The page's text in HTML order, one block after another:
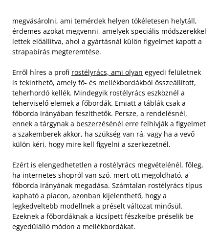
megvásárolni, ami temérdek helyen tökéletesen helytáll,
érdemes azokat megvenni, amelyek speciális módszerekkel
lettek előállítva, ahol a gyártásnál külön figyelmet kapott a
strapabírás megteremtése.
Erről híres a profi rostélyrács, ami olyan egyedi felületnek
is tekinthető, amely fő- és mellékbordákból összeállított,
teherhordó kellék. Mindegyik rostélyrács eszköznél a
teherviselő elemek a főbordák. Emiatt a táblák csak a
főborda irányában feszíthetők. Persze, a rendelésnél,
ennek a tárgynak a beszerzésénél erre felhívják a figyelmet
a szakemberek akkor, ha szükség van rá, vagy ha a vevő
külön kéri, hogy mire kell figyelni a szerkezetnél.
Ezért is elengedhetetlen a rostélyrács megvételénél, főleg,
ha internetes shopról van szó, mert ott megoldható, a
főborda irányának megadása. Számtalan rostélyrács típus
kapható a piacon, azonban kijelenthető, hogy a
legkedveltebb modellnek a préselt változat minősül.
Ezeknek a főbordáknak a kicsípett fészkeibe préselik be
egyedülálló módon a mellékbordákat.